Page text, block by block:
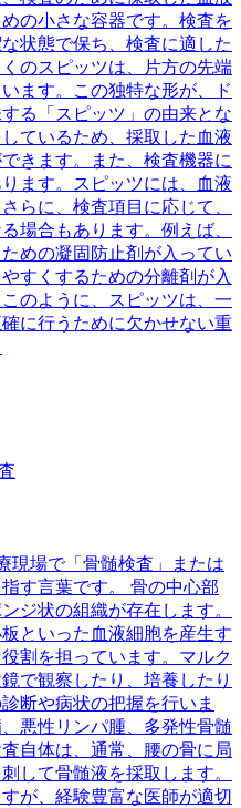
の小さな容器です。検査を
状態で保ち、検査に適した
のスピッツは、片方の先端
ます。この独特な形が、ド
る「スピッツ」の由来とな
ているため、採取した血液
きます。また、検査機器に
ます。スピッツには、血液
らに、検査項目に応じて、
場合もあります。例えば、
めの凝固防止剤が入ってい
すくするための分離剤が入
のように、スピッツは、一
に行うために欠かせない重
現場で「骨髄検査」または
す言葉です。 骨の中心部
ジ状の組織が存在します。
といった血液細胞を産生す
割を担っています。マルク
で観察したり、培養したり
断や病状の把握を行いま
悪性リンパ腫、多発性骨髄
自体は、通常、腰の骨に局
して骨髄液を採取します。
が、経験豊富な医師が適切